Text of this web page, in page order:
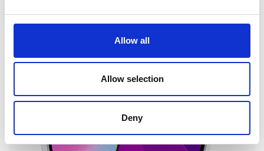
Allow all
Allow selection
Deny